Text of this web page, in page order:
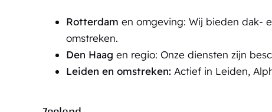
Rotterdam en omgeving: Wij bieden dak-
omstreken.
Den Haag en regio: Onze diensten zijn
Leiden en omstreken: Actief in Leiden,